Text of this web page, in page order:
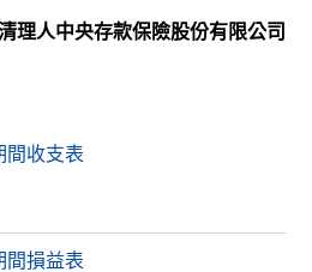
理人中央存款保險股份有限公司
間收支表
間損益表